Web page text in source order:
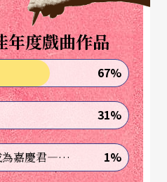
」
藝術的完整性，讓他獲得
的邀請，與頂尖的樂團合
創作新曲題獻給他。忙碌
內樂演奏，並且創立了兩
、隨作品規模而調整規模
年度戲曲作品
67%
31%
《轉生到異世界成為嘉慶君—發現我的祖先是詐騙集團!?》 1%